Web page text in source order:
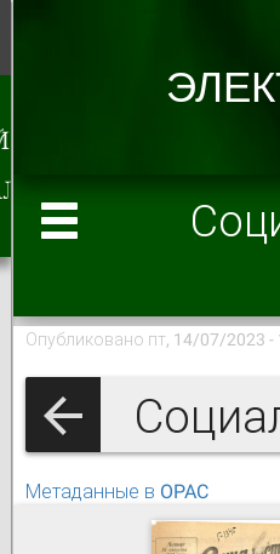
Опубликовано пт, 14/07/2023 -
Метаданные в OPAC